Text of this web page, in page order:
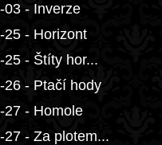
03 - Inverze
25 - Horizont
25 - Štíty hor...
26 - Ptačí hody
27 - Homole
27 - Za plotem...